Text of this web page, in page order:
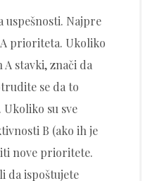
uspešnosti. Najpre
prioriteta. Ukoliko
stavki, znači da
se da to
su sve
B (ako ih je
nove prioritete.
da ispoštujete